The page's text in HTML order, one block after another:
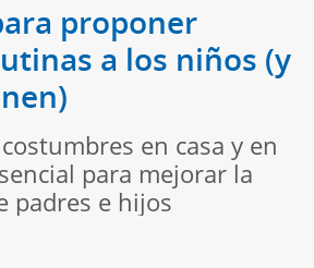
proponer
a los niños (y
en casa y en
para mejorar la
padres e hijos